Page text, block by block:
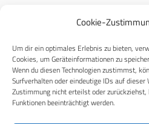
Cookie-
Um dir ein optimales Erlebnis zu bieten,
Cookies, um Geräteinformationen zu
Wenn du diesen Technologien zustimmst,
Surfverhalten oder eindeutige IDs auf dieser
Zustimmung nicht erteilst oder
Funktionen beeinträchtigt werden.
RECHTLICHES
Datenschutzerklärung
Cookie-Richtlinie (EU)